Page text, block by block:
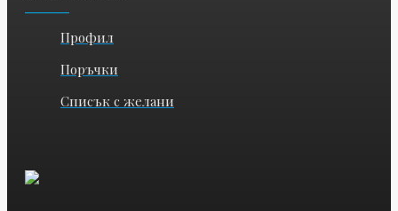
Профил
Поръчки
Списък с желани